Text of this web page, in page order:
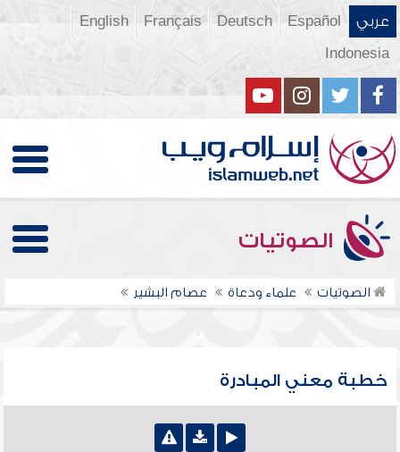
عربي Español
Deutsch
Français
English
Indonesia
الصوتيات
الصوتيات علماء ودعاة عصام البشير
خطبة معني المبادرة